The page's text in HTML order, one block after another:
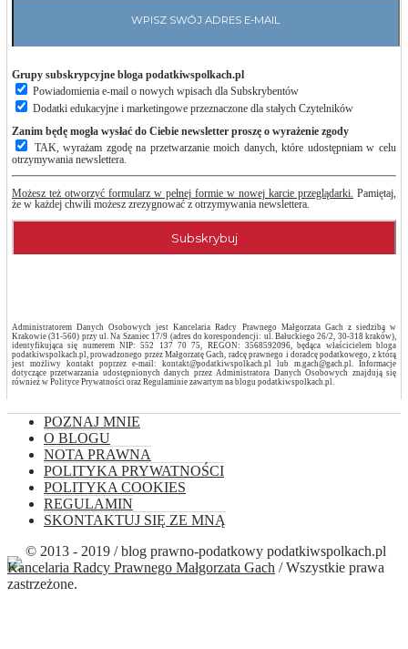
Grupy subskrypcyjne bloga podatkiwspolkach.pl
Powiadomienia e-mail o nowych wpisach dla Subskrybentów
Dodatki edukacyjne i marketingowe przeznaczone dla stałych Czytelników
Zanim będę mogła wysłać do Ciebie newsletter proszę o wyrażenie zgody
TAK, wyrażam zgodę na przetwarzanie moich danych, które udostępniam w celu
otrzymywania newslettera.
Możesz też otworzyć formularz w pełnej formie w nowej karcie przeglądarki. Pamiętaj,
że w każdej chwili możesz zrezygnować z otrzymywania newslettera.
Administratorem Danych Osobowych jest Kancelaria Radcy Prawnego Małgorzata Gach z siedzibą w
Krakowie (31-560) przy ul. Na Szaniec 17/9 (adres do korespondencji: ul. Bałuckiego 26/2, 30-318 kraków),
identyfikująca się numerem NIP: 552 137 70 75, REGON: 3568592096, będąca właścicielem bloga
podatkiwspolkach.pl, prowadzonego przez Małgorzatę Gach, radcę prawnego i doradcę podatkowego, z którą
jest możliwy kontakt poprzez e-mail: kontakt@podatkiwspolkach.pl lub m.gach@gach.pl. Informacje
dotyczące przetwarzania udostępnionych danych przez Administratora Danych Osobowych znajdują się
również w Polityce Prywatności oraz Regulaminie zawartym na blogu podatkiwspolkach.pl.
POZNAJ MNIE
O BLOGU
NOTA PRAWNA
POLITYKA PRYWATNOŚCI
POLITYKA COOKIES
REGULAMIN
SKONTAKTUJ SIĘ ZE MNĄ
© 2013 - 2019 / blog prawno-podatkowy podatkiwspolkach.pl
Kancelaria Radcy Prawnego Małgorzata Gach / Wszystkie prawa
zastrzeżone.